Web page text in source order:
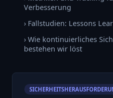
Verbesserung
› Fallstudien: Lessons
› Wie kontinuierliches
bestehen wir löst